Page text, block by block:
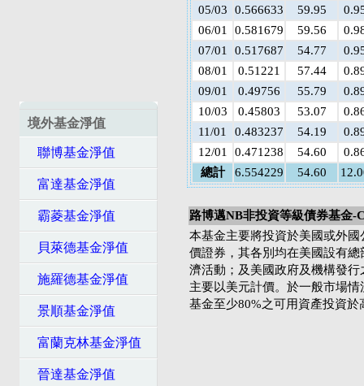
境外基金淨值
聯博基金淨值
富達基金淨值
霸菱基金淨值
貝萊德基金淨值
施羅德基金淨值
景順基金淨值
富蘭克林基金淨值
晉達基金淨值
05/03
0.566633 59.95
06/01
0.581679 59.56
07/01
0.517687 54.77
08/01
0.51221 57.44
09/01
0.49756 55.79
10/03
0.45803 53.07
11/01
0.483237 54.19
12/01
0.471238 54.60
總計
6.554229 54.60
路博邁NB非投資等級債券基金-
本基金主要將投資於美國或外
價證券，其各別均在美國設有
濟活動；及美國政府及機構發
主要以美元計價。於一般市場
基金至少80%之可用資產投資